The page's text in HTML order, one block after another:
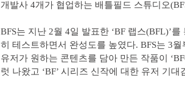
개발사 4개가 협업하는 배틀필드 스튜디오
BFS는 지난 2월 4일 발표한 ‘BF 랩스(BFL)’
히 테스트하면서 완성도를 높였다. BFS는 3
유저가 원하는 콘텐츠를 담아 만든 작품이
럿 나왔고 ‘BF’ 시리즈 신작에 대한 유저 기대